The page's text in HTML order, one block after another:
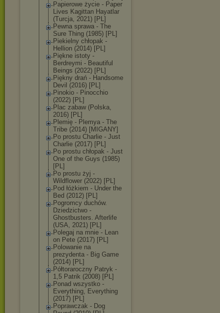
Papierowe życie - Paper
Lives Kagittan Hayatlar
(Turcja, 2021) [PL]
Pewna sprawa - The
Sure Thing (1985) [PL]
Piekielny chłopak -
Hellion (2014) [PL]
Piękne istoty -
Berdreymi - Beautiful
Beings (2022) [PL]
Piękny drań - Handsome
Devil (2016) [PL]
Pinokio - Pinocchio
(2022) [PL]
Plac zabaw (Polska,
2016) [PL]
Plemię - Plemya - The
Tribe (2014) [MIGANY]
Po prostu Charlie - Just
Charlie (2017) [PL]
Po prostu chłopak - Just
One of the Guys (1985)
[PL]
Po prostu żyj -
Wildflower (2022) [PL]
Pod łóżkiem - Under the
Bed (2012) [PL]
Pogromcy duchów.
Dziedzictwo -
Ghostbusters. Afterlife
(USA, 2021) [PL]
Polegaj na mnie - Lean
on Pete (2017) [PL]
Polowanie na
prezydenta - Big Game
(2014) [PL]
Półtoraroczny Patryk -
1,5 Patrik (2008) [PL]
Ponad wszystko -
Everything, Everything
(2017) [PL]
Poprawczak - Dog